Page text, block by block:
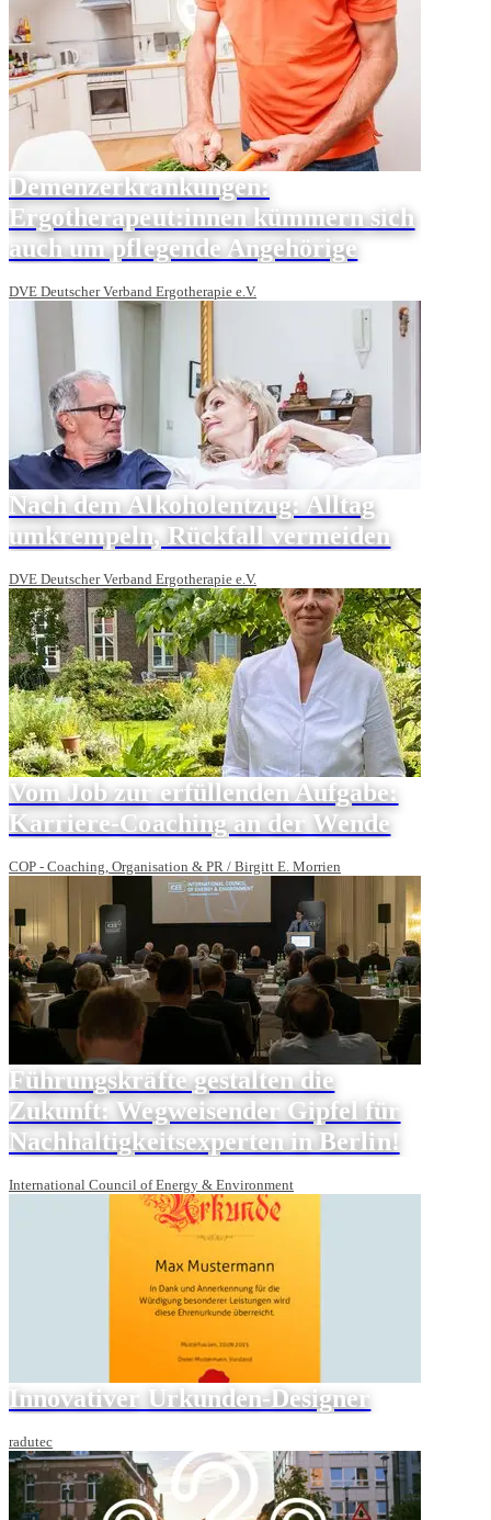
Demenzerkrankungen:
Ergotherapeut:innen kümmern sich
auch um pflegende Angehörige
DVE Deutscher Verband Ergotherapie e.V.
Nach dem Alkoholentzug: Alltag
umkrempeln, Rückfall vermeiden
DVE Deutscher Verband Ergotherapie e.V.
Vom Job zur erfüllenden Aufgabe:
Karriere-Coaching an der Wende
COP - Coaching, Organisation & PR / Birgitt E. Morrien
Führungskräfte gestalten die
Zukunft: Wegweisender Gipfel für
Nachhaltigkeitsexperten in Berlin!
International Council of Energy & Environment
Innovativer Urkunden-Designer
radutec